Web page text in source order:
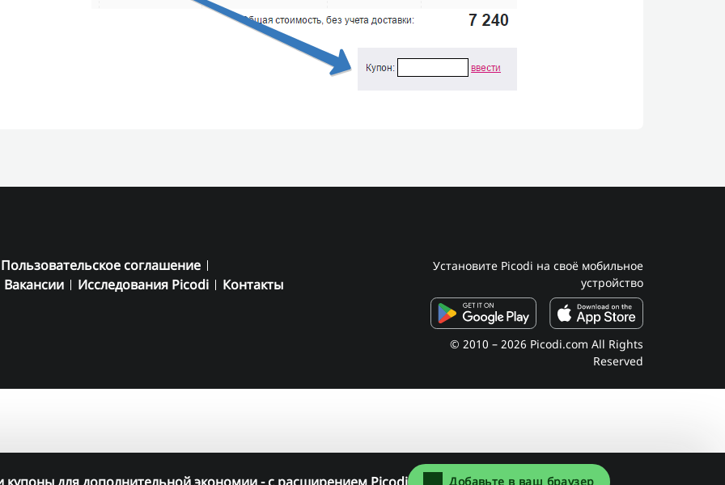
Пользовательское соглашение
Вакансии
Исследования Picodi Контакты
Установите Picodi на своё мобильное
устройство
© 2010 – 2026 Picodi.com All Rights
Reserved
Добавьте в ваш браузер